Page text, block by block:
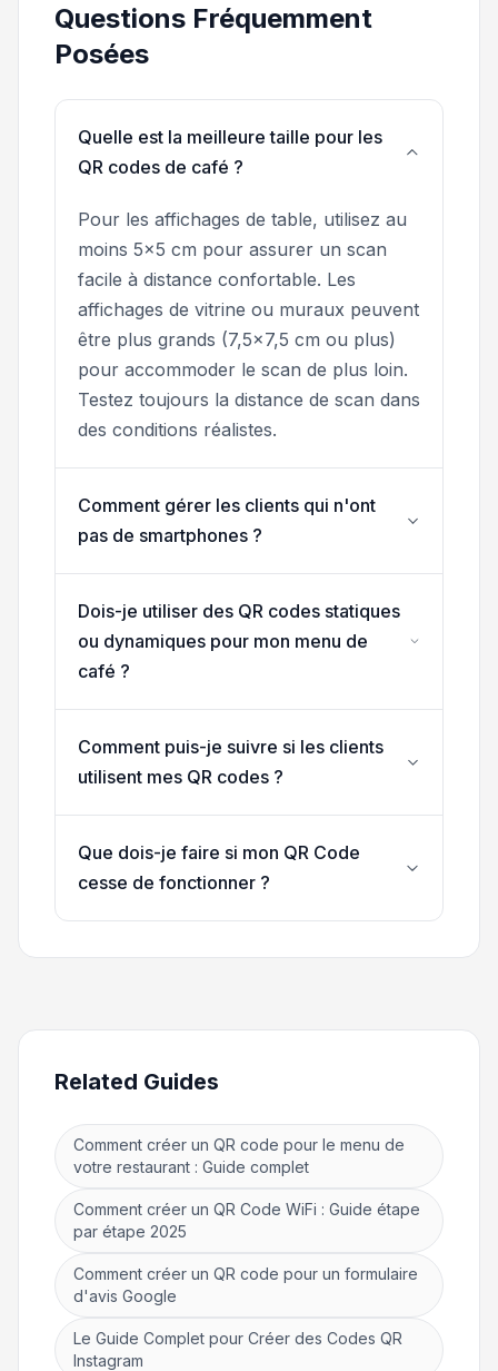
Questions Fréquemment
Posées
Quelle est la meilleure taille pour les
QR codes de café ?
Pour les affichages de table, utilisez au
moins 5x5 cm pour assurer un scan
facile à distance confortable. Les
affichages de vitrine ou muraux peuvent
être plus grands (7,5x7,5 cm ou plus)
pour accommoder le scan de plus loin.
Testez toujours la distance de scan dans
des conditions réalistes.
Comment gérer les clients qui n'ont
pas de smartphones ?
Dois-je utiliser des QR codes statiques
ou dynamiques pour mon menu de
café ?
Comment puis-je suivre si les clients
utilisent mes QR codes ?
Que dois-je faire si mon QR Code
cesse de fonctionner ?
Related Guides
Comment créer un QR code pour le menu de
votre restaurant : Guide complet
Comment créer un QR Code WiFi : Guide étape
par étape 2025
Comment créer un QR code pour un formulaire
d'avis Google
Le Guide Complet pour Créer des Codes QR
Instagram